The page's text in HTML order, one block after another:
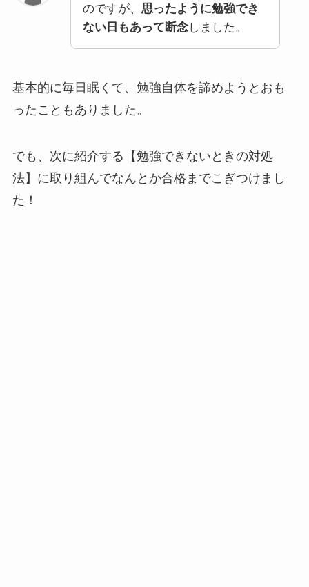
のですが、 思ったように勉強でき
ない日もあって断念しました。
基本的に毎日眠くて、勉強自体を諦めようとおも
ったこともありました。
でも、次に紹介する【勉強できないときの対処
法】に取り組んでなんとか合格までこぎつけまし
た！